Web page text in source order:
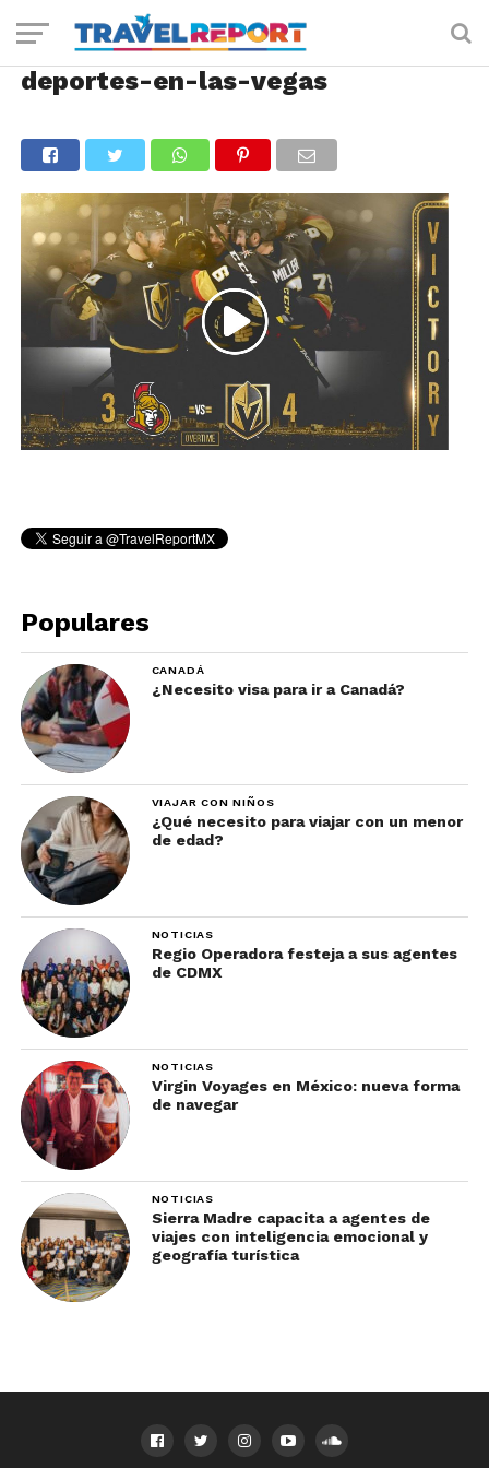
deportes-en-las-vegas
Populares
CANADÁ
¿Necesito visa para ir a Canadá?
VIAJAR CON NIÑOS
¿Qué necesito para viajar con un menor
de edad?
NOTICIAS
Regio Operadora festeja a sus agentes
de CDMX
NOTICIAS
Virgin Voyages en México: nueva forma
de navegar
NOTICIAS
Sierra Madre capacita a agentes de
viajes con inteligencia emocional y
geografía turística